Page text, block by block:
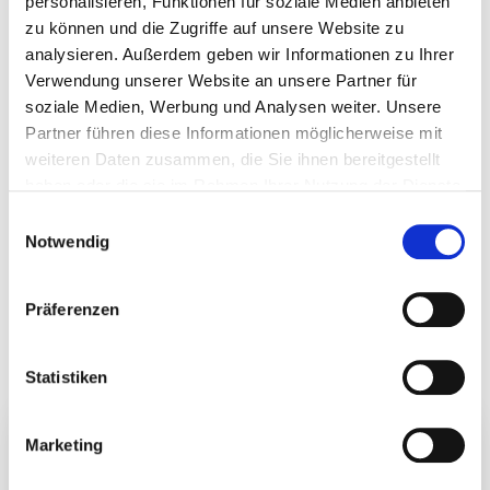
zu können und die Zugriffe auf unsere Website zu
analysieren. Außerdem geben wir Informationen zu Ihrer
Verwendung unserer Website an unsere Partner für
soziale Medien, Werbung und Analysen weiter. Unsere
Partner führen diese Informationen möglicherweise mit
weiteren Daten zusammen, die Sie ihnen bereitgestellt
willigen Sie gem. Art. 49 Abs. 1 DSGVO ein, dass auch
möglich, dass die übermittelten Daten durch lokale
Behörden verarbeitet werden.
Notwendig
Präferenzen
Statistiken
Marketing
Quirin Privatbank AG
Kurfürstendamm 119 in 10711 Berlin
E-Mail: janine.pentzold@quirinprivatbank.de
Das könnte Sie auch